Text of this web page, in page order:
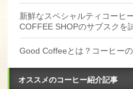
新鮮なスペシャルティコーヒ
COFFEE SHOPのサブスクを
Good Coffeeとは？コーヒー
オススメのコーヒー紹介記事